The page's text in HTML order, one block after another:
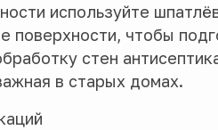
используйте
поверхности, чтобы
стен
в старых домах.